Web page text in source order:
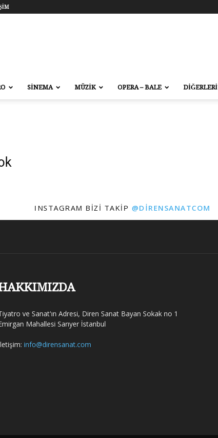
SİNEMA MÜZİK OPERA – BALE DİĞERLERİ
INSTAGRAM BIZI TAKIP @DIRENSANATCOM
ve Sanat'ın Adresi, Diren Sanat Bayan Sokak no 1
Mahallesi Sarıyer İstanbul
info@dirensanat.com